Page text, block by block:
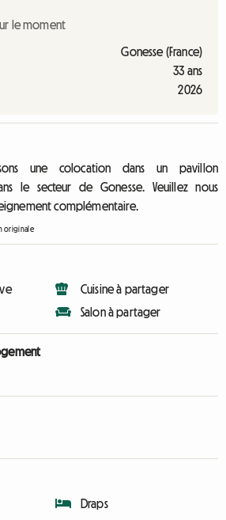
le moment
Gonesse (France)
33 ans
2026
une colocation dans un pavillon
le secteur de Gonesse. Veuillez nous
complémentaire.
originale
Cuisine à partager
Salon à partager
Draps